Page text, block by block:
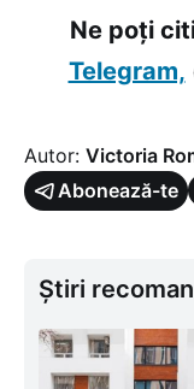
Ne poți
Telegram,
Autor: Victoria
Abonează-te
Știri